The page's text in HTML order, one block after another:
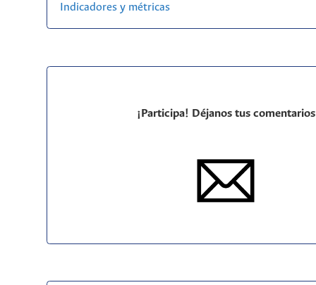
Indicadores y métricas
¡Participa! Déjanos tus comentarios